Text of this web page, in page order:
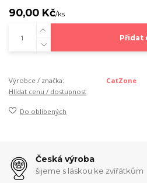
90,00 Kč/ks
Přidat
Výrobce / značka:
CatZone
Hlídat cenu / dostupnost
Do oblíbených
Česká výroba
šijeme s láskou ke zvířátkům